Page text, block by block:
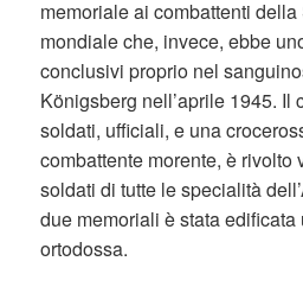
memoriale ai combattenti
mondiale che, invece, ebbe
conclusivi proprio nel
Königsberg nell’aprile 1945. Il
soldati, ufficiali, e una
combattente morente, è rivolto
soldati di tutte le specialità
due memoriali è stata
ortodossa.